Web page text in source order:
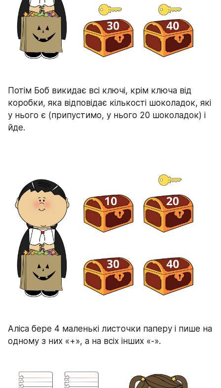
Потім Боб викидає всі ключі, крім ключа від
коробки, яка відповідає кількості шоколадок, які
у нього є (припустимо, у нього 20 шоколадок) і
йде.
Аліса бере 4 маленькі листочки паперу і пише на
одному з них «+», а на всіх інших «-».